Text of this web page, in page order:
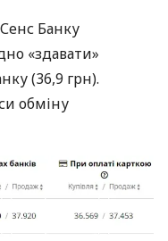
Банку
«здавати»
(36,9 грн).
обміну